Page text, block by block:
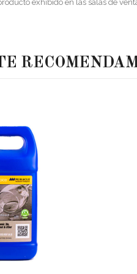
exhibido en las salas de